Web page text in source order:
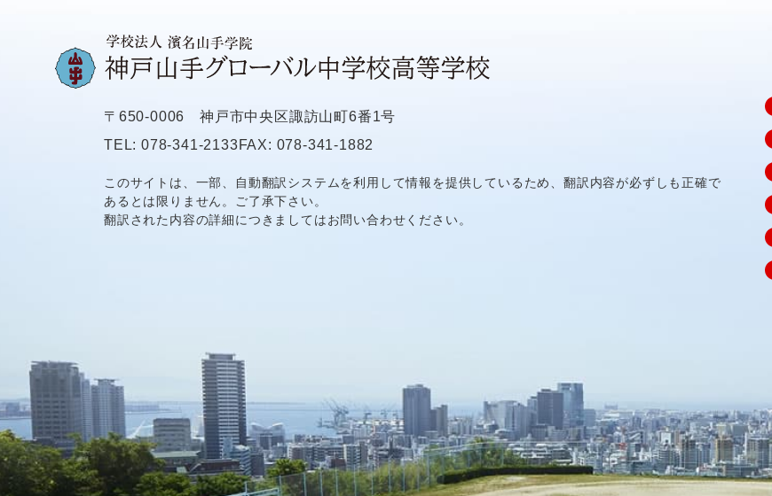
〒650-0006 神戸市中央区諏訪山町6番1号
TEL: 078-341-2133FAX: 078-341-1882
このサイトは、一部、自動翻訳システムを利用して情報を提供しているため、翻訳内容が必ずしも正確で
あるとは限りません。ご了承下さい。
翻訳された内容の詳細につきましてはお問い合わせください。